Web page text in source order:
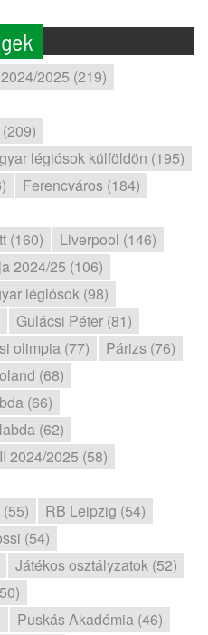
2025 (219)
légiósok külföldön (195)
Ferencváros (184)
(160)
Liverpool (146)
2024/25 (106)
légiósok (98)
Gulácsi Péter (81)
olimpia (77)
Párizs (76)
(68)
(66)
(62)
2024/2025 (58)
RB Leipzig (54)
(54)
Játékos osztályzatok (52)
Puskás Akadémia (46)